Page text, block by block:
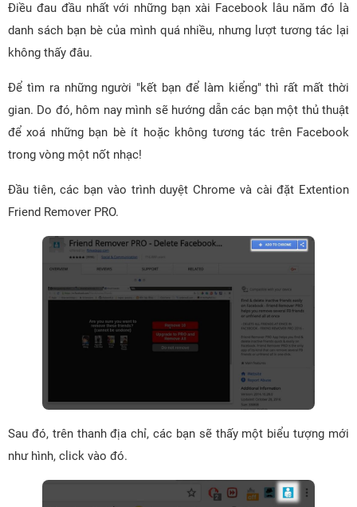
Điều đau đầu nhất với những bạn xài Facebook lâu năm đó là
danh sách bạn bè của mình quá nhiều, nhưng lượt tương tác lại
không thấy đâu.
Để tìm ra những người "kết bạn để làm kiểng" thì rất mất thời
gian. Do đó, hôm nay mình sẽ hướng dẫn các bạn một thủ thuật
để xoá những bạn bè ít hoặc không tương tác trên Facebook
trong vòng một nốt nhạc!
Đầu tiên, các bạn vào trình duyệt Chrome và cài đặt Extention
Friend Remover PRO.
Sau đó, trên thanh địa chỉ, các bạn sẽ thấy một biểu tượng mới
như hình, click vào đó.